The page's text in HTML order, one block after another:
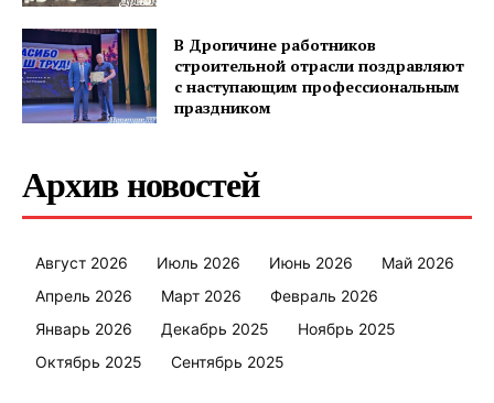
В Дрогичине работников
строительной отрасли поздравляют
с наступающим профессиональным
праздником
Архив новостей
Август 2026 Июль 2026 Июнь 2026
Май 2026
Апрель 2026
Март 2026
Февраль 2026
Январь 2026
Декабрь 2025
Ноябрь 2025
Октябрь 2025
Сентябрь 2025